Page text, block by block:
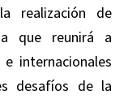
realización de
que reunirá a
internacionales
desafíos de la